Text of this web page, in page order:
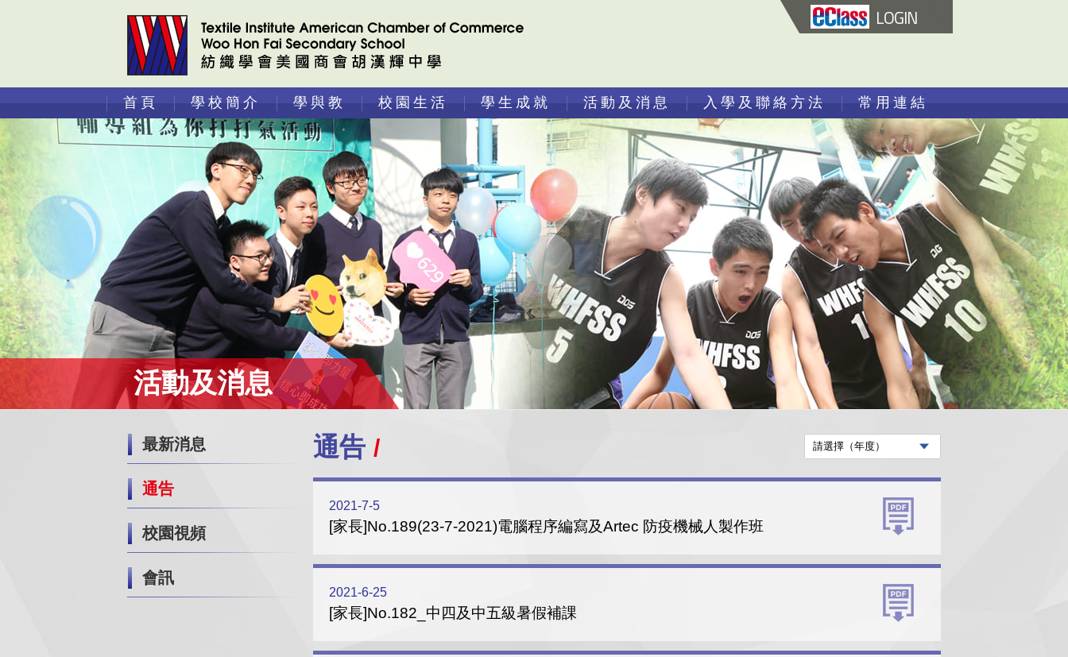
LOGIN
首頁 學校簡介 學與教 校園生活 學生成就 活動及消息 入學及聯絡方法 常用連結
活動及消息
最新消息
通告
校園視頻
會訊
通告
2021-7-5
[家長]No.189(23-7-2021)電腦程序編寫及Artec 防疫機械人製作班
2021-6-25
[家長]No.182_中四及中五級暑假補課